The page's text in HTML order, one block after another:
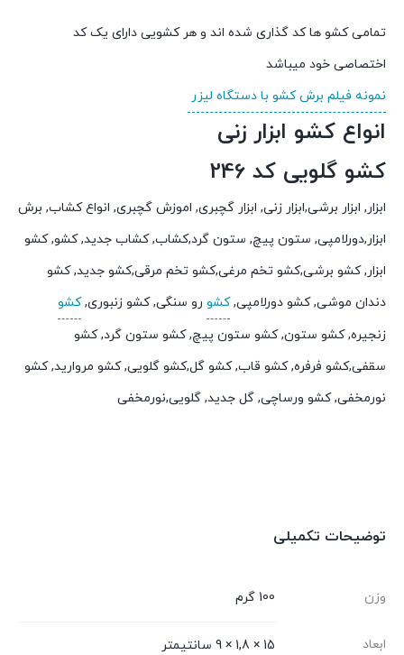
تمامی کشو ها کد گذاری شده اند و هر کشویی دارای یک کد
اختصاصی خود میباشد
نمونه فیلم برش کشو با دستگاه لیزر
انواع کشو ابزار زنی
کشو گلویی کد 246
ابزار, ابزار برشی,ابزار زنی, ابزار گچبری, اموزش گچبری, انواع کشاب, برش
ابزار,دورلامپی, ستون پیچ, ستون گرد,کشاب, کشاب جدید, کشو, کشو
ابزار, کشو برشی,کشو تخم مرغی,کشو تخم مرقی,کشو جدید, کشو
دندان موشی, کشو دورلامپی,کشو رو سنگی, کشو زنبوری,کشو
زنجیره, کشو ستون, کشو ستون پیچ, کشو ستون گرد, کشو
سقفی,کشو فرفره, کشو قاب, کشو گل,کشو گلویی, کشو مروارید, کشو
نورمخفی, کشو ورساچی, گل جدید, گلویی,نورمخفی
توضیحات تکمیلی
وزن 100 گرم
ابعاد 15 × 1,8 × 9 سانتیمتر